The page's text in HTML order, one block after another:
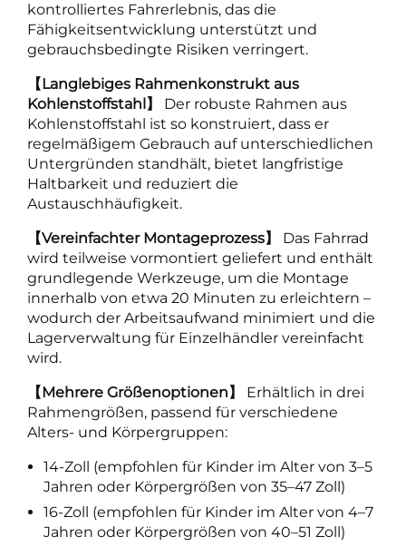
kontrolliertes Fahrerlebnis, das die
Fähigkeitsentwicklung unterstützt und
gebrauchsbedingte Risiken verringert.
【Langlebiges Rahmenkonstrukt aus
Kohlenstoffstahl】 Der robuste Rahmen aus
Kohlenstoffstahl ist so konstruiert, dass er
regelmäßigem Gebrauch auf unterschiedlichen
Untergründen standhält, bietet langfristige
Haltbarkeit und reduziert die
Austauschhäufigkeit.
【Vereinfachter Montageprozess】 Das Fahrrad
wird teilweise vormontiert geliefert und enthält
grundlegende Werkzeuge, um die Montage
innerhalb von etwa 20 Minuten zu erleichtern –
wodurch der Arbeitsaufwand minimiert und die
Lagerverwaltung für Einzelhändler vereinfacht
wird.
【Mehrere Größenoptionen】 Erhältlich in drei
Rahmengrößen, passend für verschiedene
Alters- und Körpergruppen:
14-Zoll (empfohlen für Kinder im Alter von 3–5
Jahren oder Körpergrößen von 35–47 Zoll)
16-Zoll (empfohlen für Kinder im Alter von 4–7
Jahren oder Körpergrößen von 40–51 Zoll)